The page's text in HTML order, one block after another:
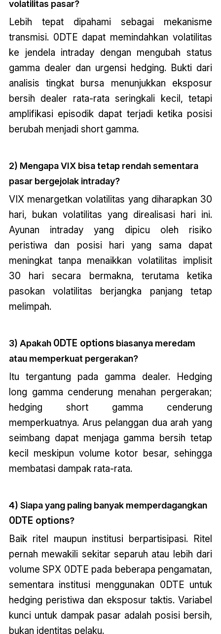
volatilitas pasar?
Lebih tepat dipahami sebagai mekanisme
transmisi. 0DTE dapat memindahkan volatilitas
ke jendela intraday dengan mengubah status
gamma dealer dan urgensi hedging. Bukti dari
analisis tingkat bursa menunjukkan eksposur
bersih dealer rata-rata seringkali kecil, tetapi
amplifikasi episodik dapat terjadi ketika posisi
berubah menjadi short gamma.
2) Mengapa VIX bisa tetap rendah sementara
pasar bergejolak intraday?
VIX menargetkan volatilitas yang diharapkan 30
hari, bukan volatilitas yang direalisasi hari ini.
Ayunan intraday yang dipicu oleh risiko
peristiwa dan posisi hari yang sama dapat
meningkat tanpa menaikkan volatilitas implisit
30 hari secara bermakna, terutama ketika
pasokan volatilitas berjangka panjang tetap
melimpah.
3) Apakah 0DTE optionsbiasanya meredam
atau memperkuat pergerakan?
Itu tergantung pada gamma dealer. Hedging
long gamma cenderung menahan pergerakan;
hedging short gamma cenderung
memperkuatnya. Arus pelanggan dua arah yang
seimbang dapat menjaga gamma bersih tetap
kecil meskipun volume kotor besar, sehingga
membatasi dampak rata-rata.
4) Siapa yang paling banyak memperdagangkan
0DTE options?
Baik ritel maupun institusi berpartisipasi. Ritel
pernah mewakili sekitar separuh atau lebih dari
volume SPX 0DTE pada beberapa pengamatan,
sementara institusi menggunakan 0DTE untuk
hedging peristiwa dan eksposur taktis. Variabel
kunci untuk dampak pasar adalah posisi bersih,
bukan identitas pelaku.